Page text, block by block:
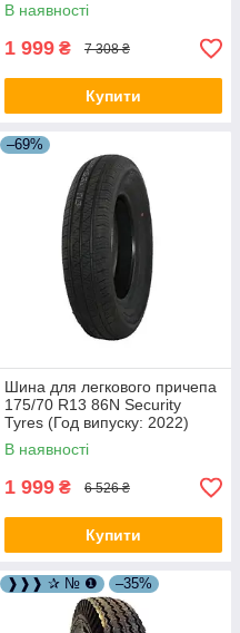
В наявності
1 999 ₴ 7 308 ₴
Купити
–69%
Шина для легкового причепа
175/70 R13 86N Security
Tyres (Год випуску: 2022)
30339
В наявності
1 999 ₴ 6 526 ₴
Купити
❱❱❱ ✰ № ❶ –35%